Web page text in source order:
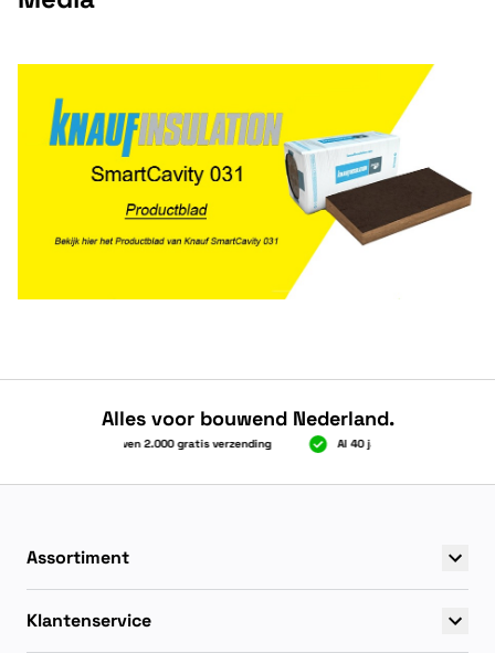
Alles voor bouwend Nederland.
Boven 2.000 gratis verzending
Al 40 jaar dé specialist
Assortiment
Klantenservice